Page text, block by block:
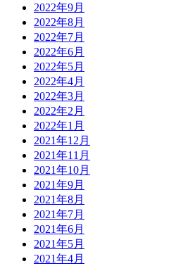
2022年9月
2022年8月
2022年7月
2022年6月
2022年5月
2022年4月
2022年3月
2022年2月
2022年1月
2021年12月
2021年11月
2021年10月
2021年9月
2021年8月
2021年7月
2021年6月
2021年5月
2021年4月